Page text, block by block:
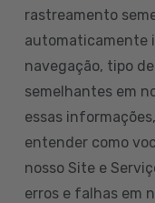
rastreamento
automaticamente
navegação, tipo
semelhantes em
essas
entender como
nosso Site e
erros e falhas em